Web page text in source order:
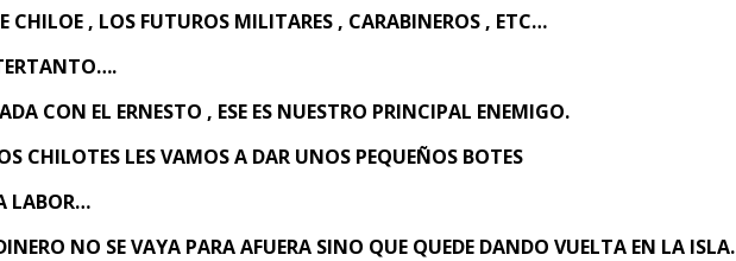
CHILOE , LOS FUTUROS MILITARES , CARABINEROS , ETC…
CON EL ERNESTO , ESE ES NUESTRO PRINCIPAL ENEMIGO.
CHILOTES LES VAMOS A DAR UNOS PEQUEÑOS BOTES
LABOR…
NO SE VAYA PARA AFUERA SINO QUE QUEDE DANDO VUELTA EN LA ISLA.